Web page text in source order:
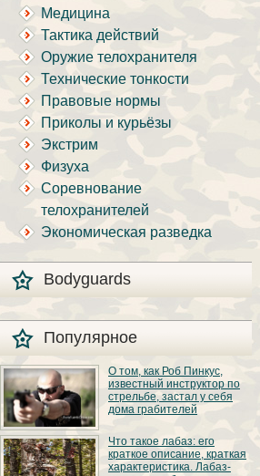
Медицина
Тактика действий
Оружие телохранителя
Технические тонкости
Правовые нормы
Приколы и курьёзы
Экстрим
Физуха
Соревнование
телохранителей
Экономическая разведка
Bodyguards
Популярное
О том, как Роб Пинкус,
известный инструктор по
стрельбе, застал у себя
дома грабителей
Вот вы всё говорите:
«В США круто, там
можно любого
постороннего в своём
Что такое лабаз: его
краткое описание, краткая
характеристика. Лабаз-